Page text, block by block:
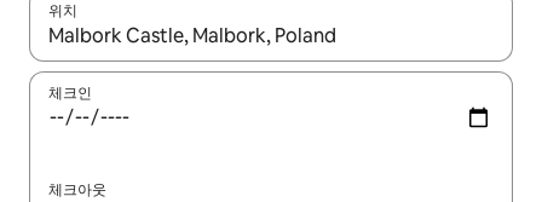
위치
결과가 나오면 위·아래 화살표 키를 사용하거나 터치 또는 스와이
체크인
체크아웃